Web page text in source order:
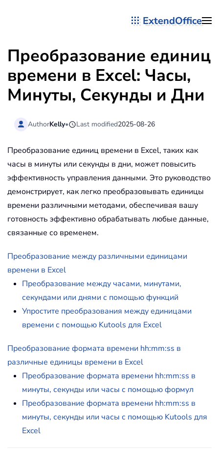
ExtendOffice
Преобразование единиц
времени в Excel: Часы,
Минуты, Секунды и Дни
AuthorKelly• Last modified2025-08-26
Преобразование единиц времени в Excel, таких как
часы в минуты или секунды в дни, может повысить
эффективность управления данными. Это руководство
демонстрирует, как легко преобразовывать единицы
времени различными методами, обеспечивая вашу
готовность эффективно обрабатывать любые данные,
связанные со временем.
Преобразование между различными единицами
времени в Excel
Преобразование между часами, минутами,
секундами или днями с помощью функций
Упростите преобразования между единицами
времени с помощью Kutools для Excel
Преобразование формата времени hh:mm:ss в
различные единицы времени в Excel
Преобразование формата времени hh:mm:ss в
минуты, секунды или часы с помощью формул
Преобразование формата времени hh:mm:ss в
минуты, секунды или часы с помощью Kutools для
Excel